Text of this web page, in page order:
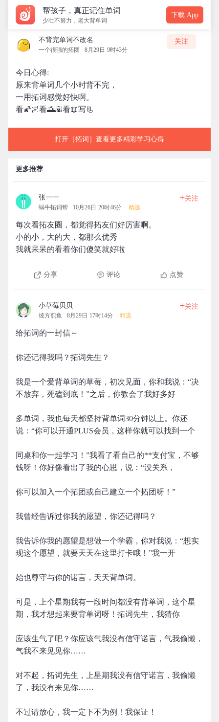
帮孩子，真正记住单词
少壮不努力，老大背单词
下载 App
不背完单词不改名
一个很强的拓团 8月29日 9时43分
关注
今日心得:
原来背单词几个小时背不完，
一用拓词感觉好快啊。
看🌠🌌看🌅🌇看📖写📃
打开［拓词］查看更多精彩学习心得
更多推荐
张一一
蜗牛拓词帮 10月26日 20时46分 精选
+关注
每次看拓友圈，都觉得拓友们好厉害啊。
小的小，大的大，都那么优秀
我就呆呆的看着你们傻笑就好啦
分享 评论 点赞
小草莓贝贝
彼方煎鱼 8月29日 17时14分 精选
+关注
给拓词的一封信～
你还记得我吗？拓词先生？
我是一个爱背单词的草莓，初次见面，你和我说：“决
不放弃，死磕到底！”之后，你教会了我好多好
多单词，我也每天都坚持背单词30分钟以上。你还
说：“你可以开通PLUS会员，这样你就可以找到一个
同桌和你一起学习！”我看了看自己的**支付宝，不够
钱呀！你好像看出了我的心思，说：“没关系，
你可以加入一个拓团或自己建立一个拓团呀！”
我曾经告诉过你我的愿望，你还记得吗？
我告诉你我的愿望是想做一个学霸，你对我说：“想实
现这个愿望，就要天天在这里打卡哦！”我一开
始也尊守与你的诺言，天天背单词。
可是，上个星期我有一段时间都没有背单词，这个星
期，我才想起来要背单词呀！拓词先生，我猜你
应该生气了吧？你应该气我没有信守诺言，气我偷懒，
气我不来见见你……
对不起，拓词先生，上星期我没有信守诺言，我偷懒
了，我没有来见你……
不过请放心，我一定下不为例！我保证！